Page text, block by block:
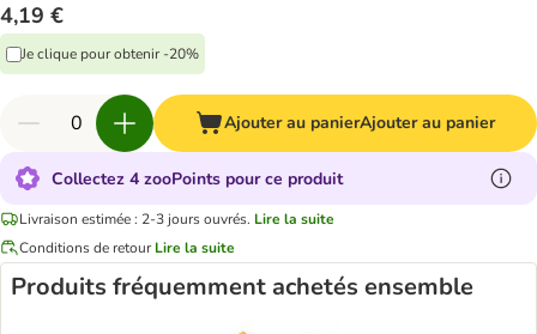
4,19 €
Je clique pour obtenir -20%
Ajouter au panierAjouter au panier
Collectez 4 zooPoints pour ce produit
Livraison estimée : 2-3 jours ouvrés. Lire la suite
Conditions de retour Lire la suite
Produits fréquemment achetés ensemble